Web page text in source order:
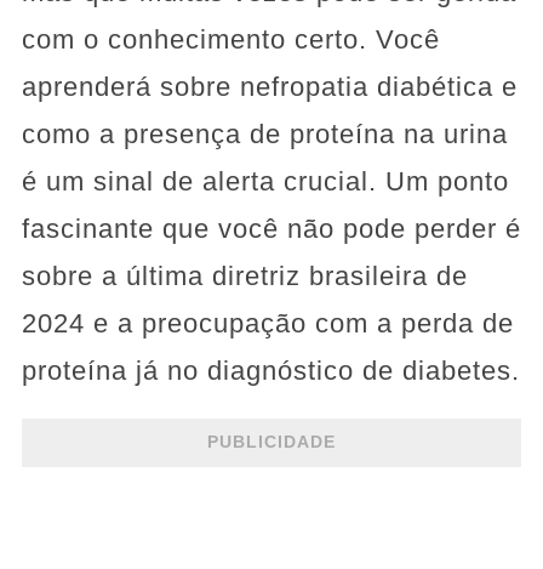
com o conhecimento certo. Você
aprenderá sobre nefropatia diabética e
como a presença de proteína na urina
é um sinal de alerta crucial. Um ponto
fascinante que você não pode perder é
sobre a última diretriz brasileira de
2024 e a preocupação com a perda de
proteína já no diagnóstico de diabetes.
PUBLICIDADE